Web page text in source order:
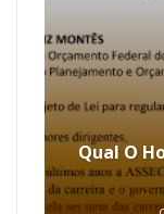
Qual O